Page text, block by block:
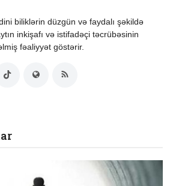
biliklərin düzgün və faydalı şəkildə
inkişafı və istifadəçi təcrübəsinin
fəaliyyət göstərir.